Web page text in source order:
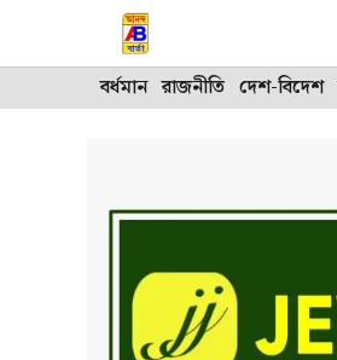
বর্ধমান রাজনীতি দেশ-বিদেশ